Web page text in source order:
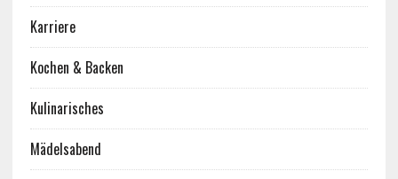
Karriere
Kochen & Backen
Kulinarisches
Mädelsabend